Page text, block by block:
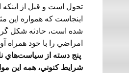
تحول است و قبل از اينكه
اينجاست كه همواره اين
شده است، حادثه شكل
امراضي را با خود
پنج دسته از سياست‌هاي
شرايط كنوني، همه اين